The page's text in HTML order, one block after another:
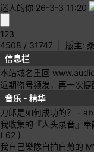
迷人的你 26-3-3 11:20
123
4508 / 31747 | 版主:
信息栏
本站域名重回
近期盗号频发，再一次
音乐 - 精华
刀郎是如何成功的？
-
我收集的『人头录音』
( 62 )
我自己樂隊自拍自剪的